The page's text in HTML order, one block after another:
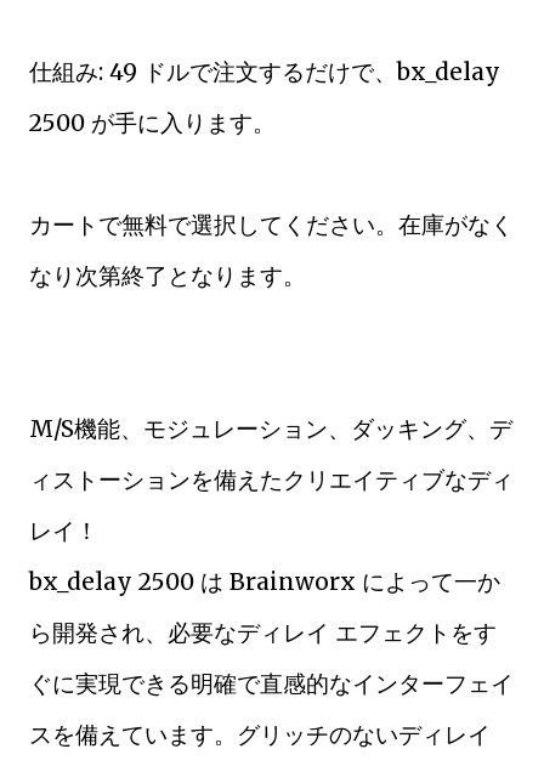
仕組み: 49 ドルで注文するだけで、bx_delay
2500 が手に入ります。
カートで無料で選択してください。在庫がなく
なり次第終了となります。
M/S機能、モジュレーション、ダッキング、デ
ィストーションを備えたクリエイティブなディ
レイ！
bx_delay 2500 は Brainworx によって一か
ら開発され、必要なディレイ エフェクトをす
ぐに実現できる明確で直感的なインターフェイ
スを備えています。グリッチのないディレイ